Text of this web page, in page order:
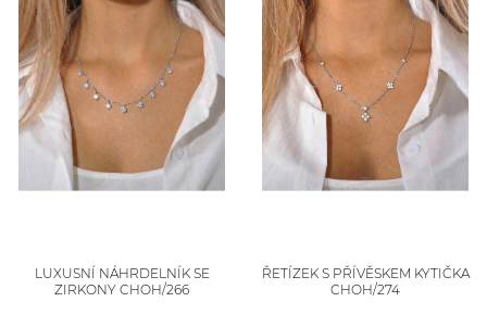
LUXUSNÍ NÁHRDELNÍK SE
ZIRKONY CHOH/266
ŘETÍZEK S PŘÍVĚSKEM KYTIČKA
CHOH/274